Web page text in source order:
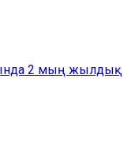
2 мың жылдық